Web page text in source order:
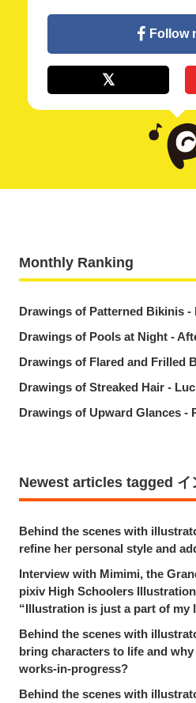
Follow
Monthly Ranking
Drawings of Patterned Bikinis -
Drawings of Pools at Night -
Drawings of Flared and Frilled
Drawings of Streaked Hair -
Drawings of Upward Glances -
Newest articles tagged イ
Behind the scenes with
refine her personal style and
Interview with Mimimi, the
pixiv High Schoolers
“Illustration is just a part of my
Behind the scenes with
bring characters to life and
works-in-progress?
Behind the scenes with